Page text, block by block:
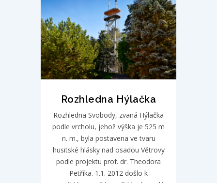
Rozhledna Hýlačka
Rozhledna Svobody, zvaná Hýlačka
podle vrcholu, jehož výška je 525 m
n. m., byla postavena ve tvaru
husitské hlásky nad osadou Větrovy
podle projektu prof. dr. Theodora
Petříka. 1.1. 2012 došlo k